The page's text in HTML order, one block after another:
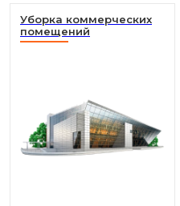
Уборка коммерческих
помещений